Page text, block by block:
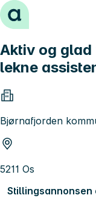
Hopp til innhold
Aktiv og
lekne
Bjørnafjorden
5211 Os
Stillingsannonsen